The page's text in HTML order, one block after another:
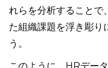
れらを分析することで
た組織課題を浮き彫り
う。